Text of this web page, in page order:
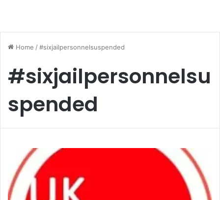
Home /#sixjailpersonnelsuspended
#sixjailpersonnelsu
spended